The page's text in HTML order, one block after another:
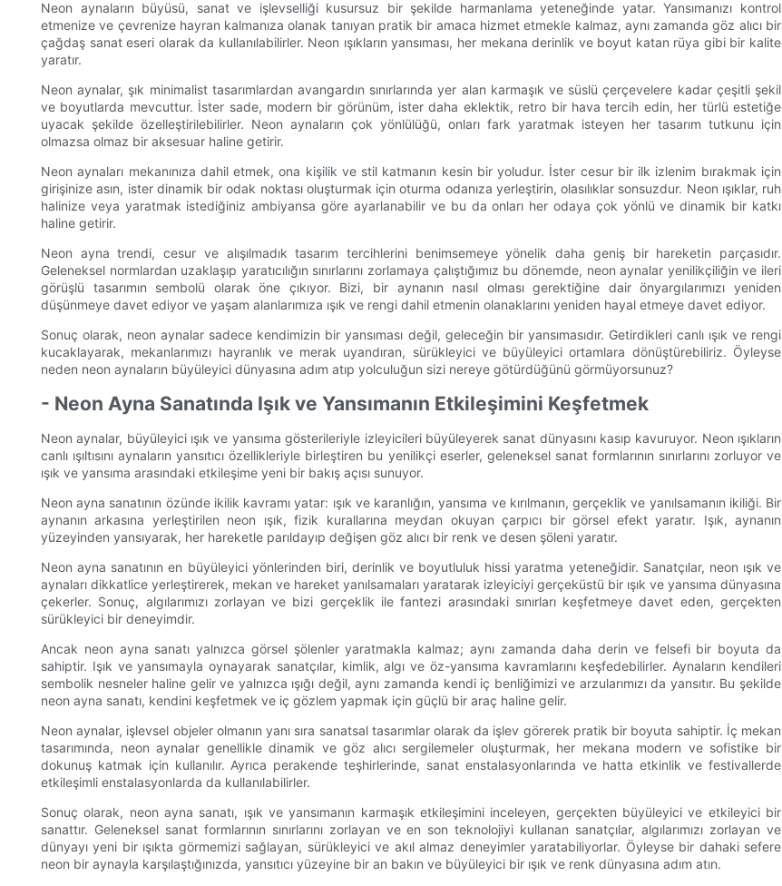
Neon aynaların büyüsü, sanat ve işlevselliği kusursuz bir şekilde harmanlama yeteneğinde yatar. Yansımanızı kontrol
etmenize ve çevrenize hayran kalmanıza olanak tanıyan pratik bir amaca hizmet etmekle kalmaz, aynı zamanda göz alıcı bir
çağdaş sanat eseri olarak da kullanılabilirler. Neon ışıkların yansıması, her mekana derinlik ve boyut katan rüya gibi bir kalite
yaratır.
Neon aynalar, şık minimalist tasarımlardan avangardın sınırlarında yer alan karmaşık ve süslü çerçevelere kadar çeşitli şekil
ve boyutlarda mevcuttur. İster sade, modern bir görünüm, ister daha eklektik, retro bir hava tercih edin, her türlü estetiğe
uyacak şekilde özelleştirilebilirler. Neon aynaların çok yönlülüğü, onları fark yaratmak isteyen her tasarım tutkunu için
olmazsa olmaz bir aksesuar haline getirir.
Neon aynaları mekanınıza dahil etmek, ona kişilik ve stil katmanın kesin bir yoludur. İster cesur bir ilk izlenim bırakmak için
girişinize asın, ister dinamik bir odak noktası oluşturmak için oturma odanıza yerleştirin, olasılıklar sonsuzdur. Neon ışıklar, ruh
halinize veya yaratmak istediğiniz ambiyansa göre ayarlanabilir ve bu da onları her odaya çok yönlü ve dinamik bir katkı
haline getirir.
Neon ayna trendi, cesur ve alışılmadık tasarım tercihlerini benimsemeye yönelik daha geniş bir hareketin parçasıdır.
Geleneksel normlardan uzaklaşıp yaratıcılığın sınırlarını zorlamaya çalıştığımız bu dönemde, neon aynalar yenilikçiliğin ve ileri
görüşlü tasarımın sembolü olarak öne çıkıyor. Bizi, bir aynanın nasıl olması gerektiğine dair önyargılarımızı yeniden
düşünmeye davet ediyor ve yaşam alanlarımıza ışık ve rengi dahil etmenin olanaklarını yeniden hayal etmeye davet ediyor.
Sonuç olarak, neon aynalar sadece kendimizin bir yansıması değil, geleceğin bir yansımasıdır. Getirdikleri canlı ışık ve rengi
kucaklayarak, mekanlarımızı hayranlık ve merak uyandıran, sürükleyici ve büyüleyici ortamlara dönüştürebiliriz. Öyleyse
neden neon aynaların büyüleyici dünyasına adım atıp yolculuğun sizi nereye götürdüğünü görmüyorsunuz?
- Neon Ayna Sanatında Işık ve Yansımanın Etkileşimini Keşfetmek
Neon aynalar, büyüleyici ışık ve yansıma gösterileriyle izleyicileri büyüleyerek sanat dünyasını kasıp kavuruyor. Neon ışıkların
canlı ışıltısını aynaların yansıtıcı özellikleriyle birleştiren bu yenilikçi eserler, geleneksel sanat formlarının sınırlarını zorluyor ve
ışık ve yansıma arasındaki etkileşime yeni bir bakış açısı sunuyor.
Neon ayna sanatının özünde ikilik kavramı yatar: ışık ve karanlığın, yansıma ve kırılmanın, gerçeklik ve yanılsamanın ikiliği. Bir
aynanın arkasına yerleştirilen neon ışık, fizik kurallarına meydan okuyan çarpıcı bir görsel efekt yaratır. Işık, aynanın
yüzeyinden yansıyarak, her hareketle parıldayıp değişen göz alıcı bir renk ve desen şöleni yaratır.
Neon ayna sanatının en büyüleyici yönlerinden biri, derinlik ve boyutluluk hissi yaratma yeteneğidir. Sanatçılar, neon ışık ve
aynaları dikkatlice yerleştirerek, mekan ve hareket yanılsamaları yaratarak izleyiciyi gerçeküstü bir ışık ve yansıma dünyasına
çekerler. Sonuç, algılarımızı zorlayan ve bizi gerçeklik ile fantezi arasındaki sınırları keşfetmeye davet eden, gerçekten
sürükleyici bir deneyimdir.
Ancak neon ayna sanatı yalnızca görsel şölenler yaratmakla kalmaz; aynı zamanda daha derin ve felsefi bir boyuta da
sahiptir. Işık ve yansımayla oynayarak sanatçılar, kimlik, algı ve öz-yansıma kavramlarını keşfedebilirler. Aynaların kendileri
sembolik nesneler haline gelir ve yalnızca ışığı değil, aynı zamanda kendi iç benliğimizi ve arzularımızı da yansıtır. Bu şekilde
neon ayna sanatı, kendini keşfetmek ve iç gözlem yapmak için güçlü bir araç haline gelir.
Neon aynalar, işlevsel objeler olmanın yanı sıra sanatsal tasarımlar olarak da işlev görerek pratik bir boyuta sahiptir. İç mekan
tasarımında, neon aynalar genellikle dinamik ve göz alıcı sergilemeler oluşturmak, her mekana modern ve sofistike bir
dokunuş katmak için kullanılır. Ayrıca perakende teşhirlerinde, sanat enstalasyonlarında ve hatta etkinlik ve festivallerde
etkileşimli enstalasyonlarda da kullanılabilirler.
Sonuç olarak, neon ayna sanatı, ışık ve yansımanın karmaşık etkileşimini inceleyen, gerçekten büyüleyici ve etkileyici bir
sanattır. Geleneksel sanat formlarının sınırlarını zorlayan ve en son teknolojiyi kullanan sanatçılar, algılarımızı zorlayan ve
dünyayı yeni bir ışıkta görmemizi sağlayan, sürükleyici ve akıl almaz deneyimler yaratabiliyorlar. Öyleyse bir dahaki sefere
neon bir aynayla karşılaştığınızda, yansıtıcı yüzeyine bir an bakın ve büyüleyici bir ışık ve renk dünyasına adım atın.